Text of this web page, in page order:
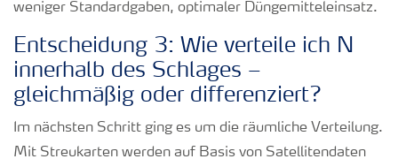
weniger Standardgaben, optimaler Düngemitteleinsatz.
Entscheidung 3: Wie verteile ich N
innerhalb des Schlages –
gleichmäßig oder differenziert?
Im nächsten Schritt ging es um die räumliche Verteilung.
Mit Streukarten werden auf Basis von Satellitendaten